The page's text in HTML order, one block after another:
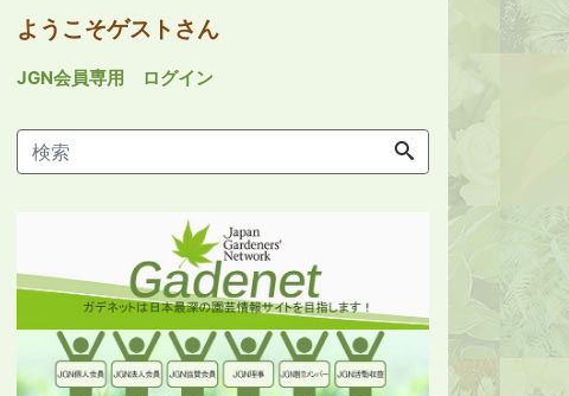
ようこそゲストさん
JGN会員専用 ログイン